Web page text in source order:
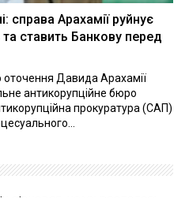
справа Арахамії руйнує
ставить Банкову перед
оточення Давида Арахамії
антикорупційне бюро
прокуратура (САП)